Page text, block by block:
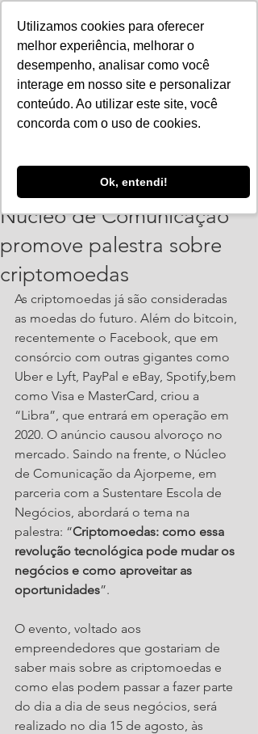
Utilizamos cookies para oferecer
melhor experiência, melhorar o
desempenho, analisar como você
interage em nosso site e personalizar
conteúdo. Ao utilizar este site, você
concorda com o uso de cookies.
Ok, entendi!
Núcleo de Comunicação
promove palestra sobre
criptomoedas
As criptomoedas já são consideradas
as moedas do futuro. Além do bitcoin,
recentemente o Facebook, que em
consórcio com outras gigantes como
Uber e Lyft, PayPal e eBay, Spotify,bem
como Visa e MasterCard, criou a
“Libra”, que entrará em operação em
2020. O anúncio causou alvoroço no
mercado. Saindo na frente, o Núcleo
de Comunicação da Ajorpeme, em
parceria com a Sustentare Escola de
Negócios, abordará o tema na
palestra: “Criptomoedas: como essa
revolução tecnológica pode mudar os
negócios e como aproveitar as
oportunidades”.
O evento, voltado aos
empreendedores que gostariam de
saber mais sobre as criptomoedas e
como elas podem passar a fazer parte
do dia a dia de seus negócios, será
realizado no dia 15 de agosto, às